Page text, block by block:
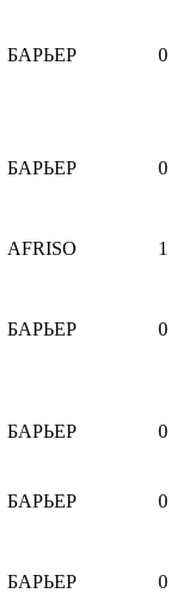
БАРЬЕР
БАРЬЕР
AFRISO
БАРЬЕР
БАРЬЕР
БАРЬЕР
БАРЬЕР